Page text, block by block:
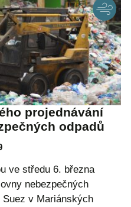
projednávání
odpadů
ve středu 6. března
nebezpečných
v Mariánských